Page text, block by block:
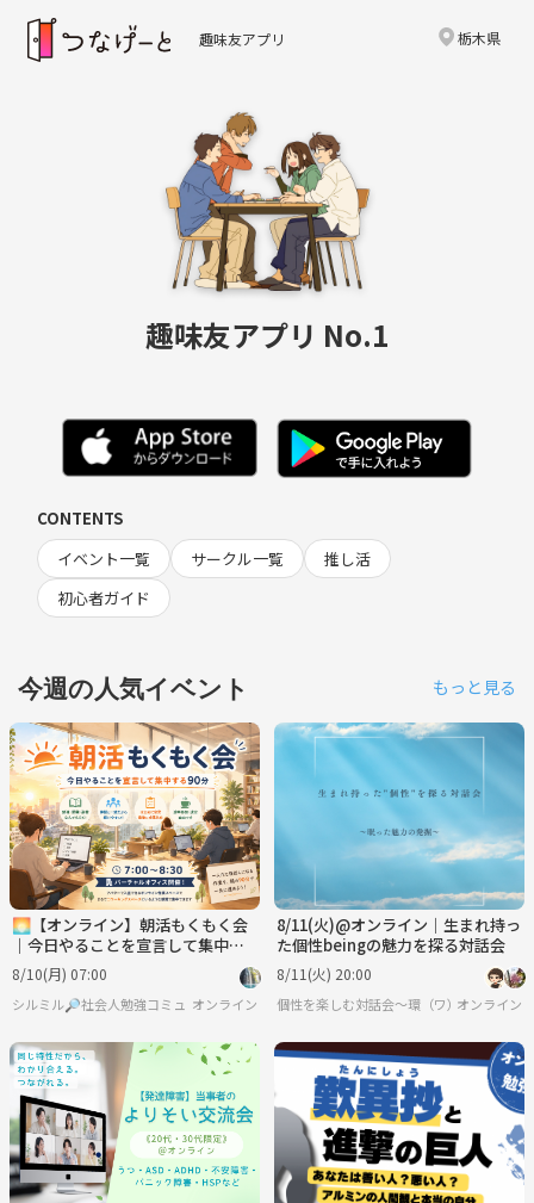
趣味友アプリ 栃木県
趣味友アプリ No.1
CONTENTS
イベント一覧
サークル一覧
推し活
初心者ガイド
今週の人気イベント もっと見る
🌅【オンライン】朝活もくもく会
｜今日やることを宣言して集中す
る90分
8/10(月) 07:00
シルミル🔎社会人勉強コミュニティオンライン
8/11(火)@オンライン｜生まれ持っ
た個性beingの魅力を探る対話会
8/11(火) 20:00
個性を楽しむ対話会〜環（ワ）〜オンライン